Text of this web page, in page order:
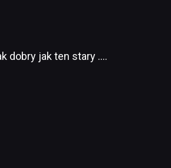
dobry jak ten stary ….